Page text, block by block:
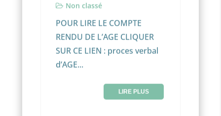
Non classé
POUR LIRE LE COMPTE
RENDU DE L’AGE CLIQUER
SUR CE LIEN : proces verbal
d’AGE...
LIRE PLUS